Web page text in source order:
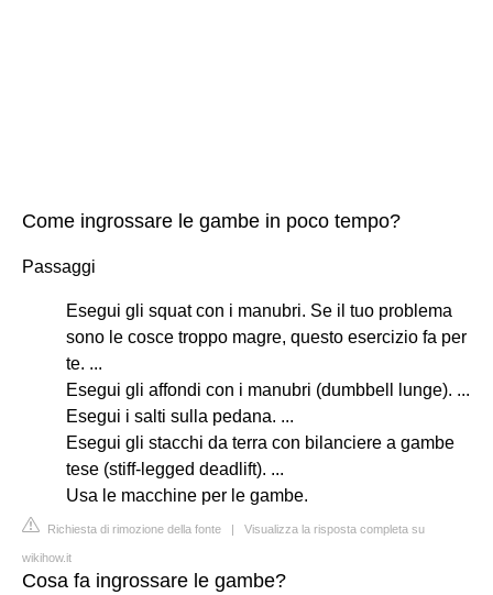
Come ingrossare le gambe in poco tempo?
Passaggi
Esegui gli squat con i manubri. Se il tuo problema
sono le cosce troppo magre, questo esercizio fa per
te. ...
Esegui gli affondi con i manubri (dumbbell lunge). ...
Esegui i salti sulla pedana. ...
Esegui gli stacchi da terra con bilanciere a gambe
tese (stiff-legged deadlift). ...
Usa le macchine per le gambe.
Richiesta di rimozione della fonte | Visualizza la risposta completa su
wikihow.it
Cosa fa ingrossare le gambe?